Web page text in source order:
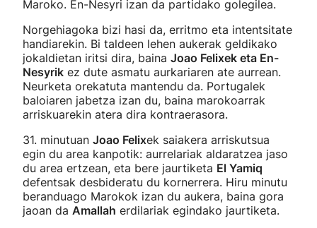
Maroko. En-Nesyri izan da partidako golegilea.
Norgehiagoka bizi hasi da, erritmo eta intentsitate
handiarekin. Bi taldeen lehen aukerak geldikako
jokaldietan iritsi dira, baina Joao Felixek eta En-
Nesyrik ez dute asmatu aurkariaren ate aurrean.
Neurketa orekatuta mantendu da. Portugalek
baloiaren jabetza izan du, baina marokoarrak
arriskuarekin atera dira kontraerasora.
31. minutuan Joao Felixek saiakera arriskutsua
egin du area kanpotik: aurrelariak aldaratzea jaso
du area ertzean, eta bere jaurtiketa El Yamiq
defentsak desbideratu du kornerrera. Hiru minutu
beranduago Marokok izan du aukera, baina gora
jaoan da Amallah erdilariak egindako jaurtiketa.